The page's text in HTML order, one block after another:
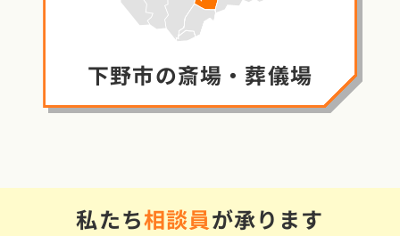
下野市の斎場・葬儀場
私たち相談員が承ります